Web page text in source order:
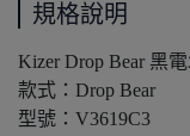
規格說明
Kizer Drop Bear 黑
款式：Drop Bear
型號：V3619C3